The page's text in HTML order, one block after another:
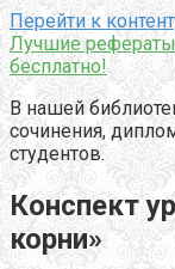
Перейти к
Лучшие
бесплатно!
В нашей
сочинения,
студентов.
Конспект
корни»